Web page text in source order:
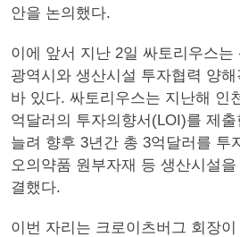
안을 논의했다.
이에 앞서 지난 2일 싸토리우스는
광역시와 생산시설 투자협력 양
바 있다. 싸토리우스는 지난해 인
억달러의 투자의향서(LOI)를 제
늘려 향후 3년간 총 3억달러를 투
오의약품 원부자재 등 생산시설
결했다.
이번 자리는 크로이츠버그 회장